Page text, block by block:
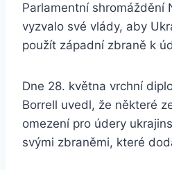
Parlamentní shromáždění
vyzvalo své vlády, aby
použít západní zbraně k
Dne 28. května vrchní
Borrell uvedl, že některé
omezení pro údery
svými zbraněmi, které